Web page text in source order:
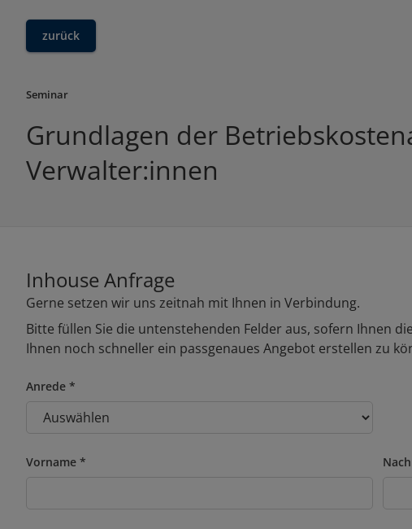
zurück
Seminar
Grundlagen der
Verwalter:innen
Inhouse Anfrage
Gerne setzen wir uns zeitnah mit Ihnen in Verbindung.
Bitte füllen Sie die untenstehenden Felder aus, sofern Ihnen
Ihnen noch schneller ein passgenaues Angebot erstellen zu
Anrede
Vorname